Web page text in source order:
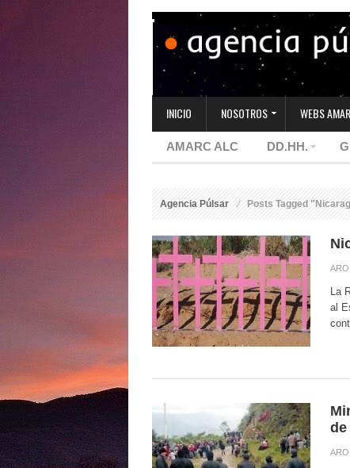
INICIO NOSOTROS WEBS
AMARC ALC DD.HH.
Agencia Púlsar Posts Tagged
La
al
de